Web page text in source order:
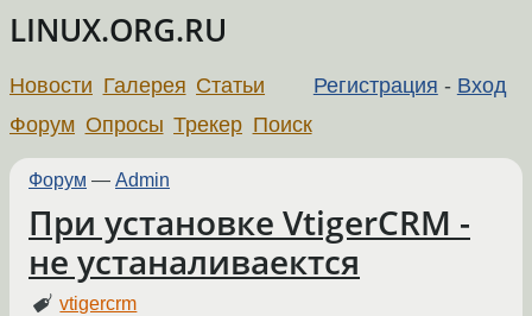
LINUX.ORG.RU
Регистрация - Вход
Новости Галерея Статьи
Форум Опросы Трекер Поиск
Форум — Admin
При установке VtigerCRM -
не устаналиваектся
vtigercrm